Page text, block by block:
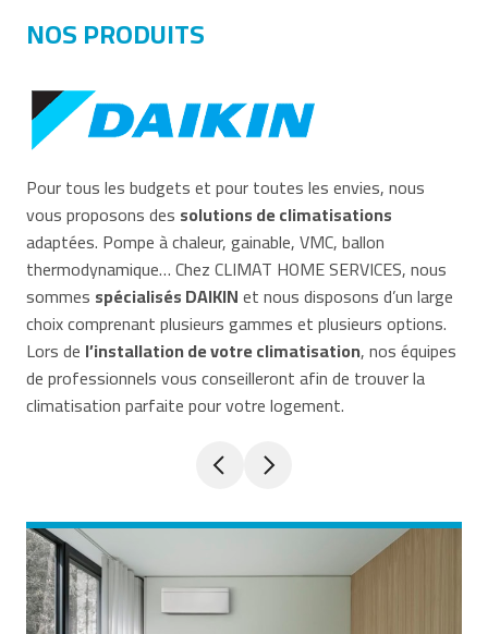
NOS PRODUITS
Pour tous les budgets et pour toutes les envies, nous
vous proposons des solutions de climatisations
adaptées. Pompe à chaleur, gainable, VMC, ballon
thermodynamique… Chez CLIMAT HOME SERVICES, nous
sommes spécialisés DAIKINet nous disposons d’un large
choix comprenant plusieurs gammes et plusieurs options.
Lors de l’installation de votre climatisation, nos équipes
de professionnels vous conseilleront afin de trouver la
climatisation parfaite pour votre logement.